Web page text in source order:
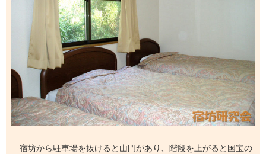
宿坊から駐車場を抜けると山門があり、階段を上がると国宝の